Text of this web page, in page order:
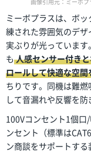
ミーボプラスは、ボ
練された雰囲気のデ
実ぶりが光っていま
も 人感センサー付き
ロールして快適な空
ちりです。同機は難
して音漏れや反響を防
100Vコンセント1個口
ンセント（標準は
ン商談をサポートす